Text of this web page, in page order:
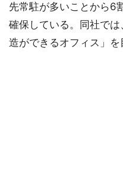
先常駐が多いことから6
確保している。同社で
造ができるオフィス」を